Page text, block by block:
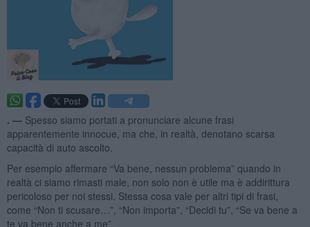
. — Spesso siamo portati a pronunciare alcune frasi
apparentemente innocue, ma che, in realtà, denotano scarsa
capacità di auto ascolto.
Per esempio affermare “Va bene, nessun problema” quando in
realtà ci siamo rimasti male, non solo non è utile ma è addirittura
pericoloso per noi stessi. Stessa cosa vale per altri tipi di frasi,
come “Non ti scusare…”, “Non importa”, “Decidi tu”, “Se va bene a
te va bene anche a me”.